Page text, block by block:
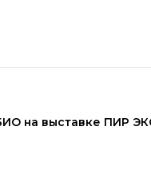
на выставке ПИР